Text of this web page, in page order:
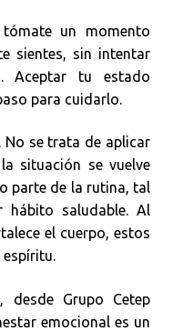
tómate un momento
sientes, sin intentar
Aceptar tu estado
para cuidarlo.
No se trata de aplicar
situación se vuelve
parte de la rutina, tal
hábito saludable. Al
el cuerpo, estos
espíritu.
desde Grupo Cetep
emocional es un